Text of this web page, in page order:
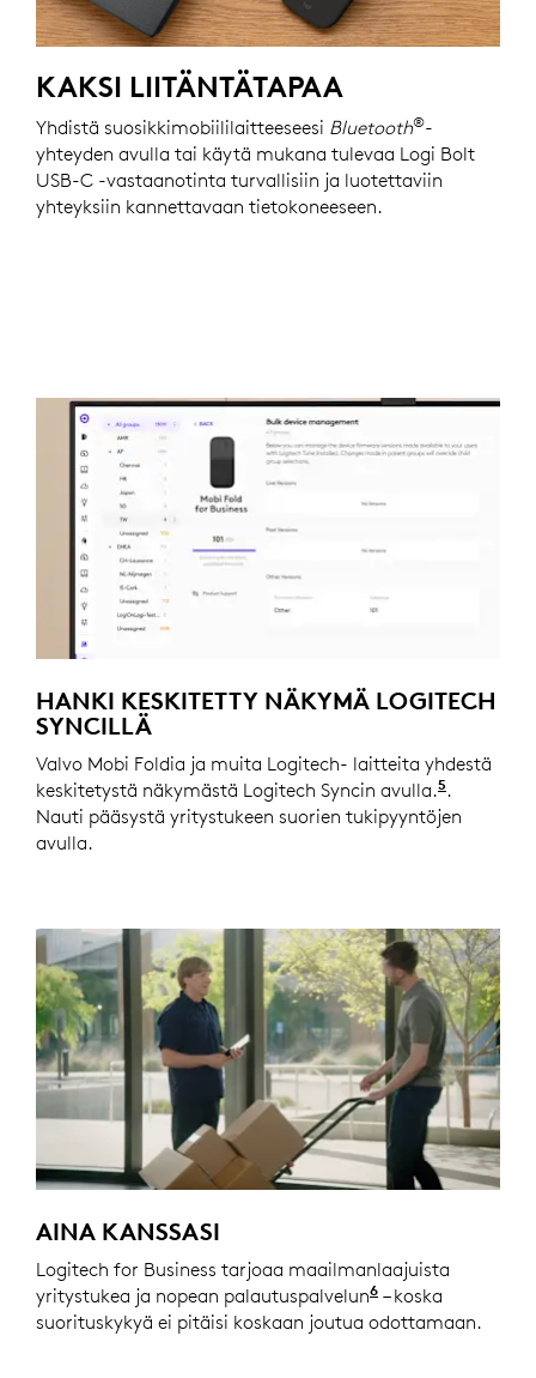
KAKSI LIITÄNTÄTAPAA
Yhdistä suosikkimobiililaitteeseesi Bluetooth®-
yhteyden avulla tai käytä mukana tulevaa Logi Bolt
USB-C -vastaanotinta turvallisiin ja luotettaviin
yhteyksiin kannettavaan tietokoneeseen.
HANKI KESKITETTY NÄKYMÄ LOGITECH
SYNCILLÄ
Valvo Mobi Foldia ja muita Logitech- laitteita yhdestä
keskitetystä näkymästä Logitech Syncin avulla.5 .
Nauti pääsystä yritystukeen suorien tukipyyntöjen
avulla.
AINA KANSSASI
Logitech for Business tarjoaa maailmanlaajuista
yritystukea ja nopean palautuspalvelun6 Palvelu on
– koska
suorituskykyä ei pitäisi koskaan joutua odottamaan.